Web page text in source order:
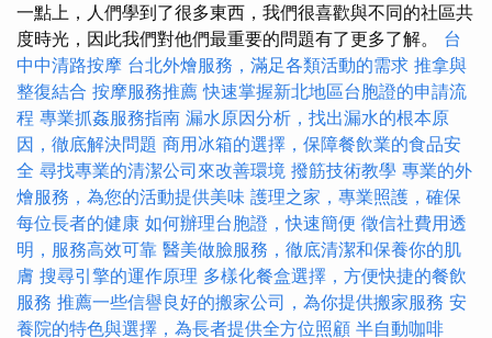
一點上，人們學到了很多東西，我們很喜歡與不同的社區共
度時光，因此我們對他們最重要的問題有了更多了解。 台
中中清路按摩 台北外燴服務，滿足各類活動的需求 推拿與
整復結合 按摩服務推薦快速掌握新北地區台胞證的申請流
程 專業抓姦服務指南 漏水原因分析，找出漏水的根本原
因，徹底解決問題 商用冰箱的選擇，保障餐飲業的食品安
全 尋找專業的清潔公司來改善環境 撥筋技術教學 專業的外
燴服務，為您的活動提供美味 護理之家，專業照護，確保
每位長者的健康 如何辦理台胞證，快速簡便 徵信社費用透
明，服務高效可靠 醫美做臉服務，徹底清潔和保養你的肌
膚 搜尋引擎的運作原理 多樣化餐盒選擇，方便快捷的餐飲
服務 推薦一些信譽良好的搬家公司，為你提供搬家服務 安
養院的特色與選擇，為長者提供全方位照顧 半自動咖啡